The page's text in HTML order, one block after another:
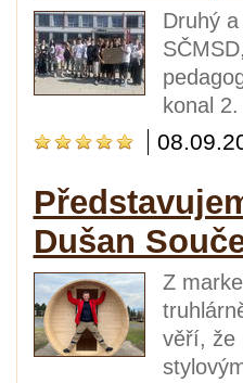
Druhý
konal
Dušan
Z
věří, že